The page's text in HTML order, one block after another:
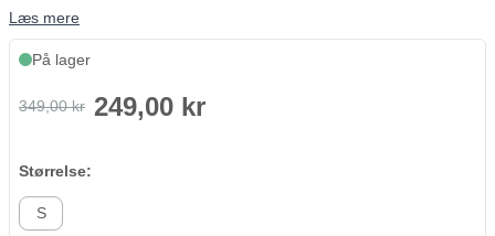
Læs mere
På lager
349,00 kr 249,00 kr
Størrelse:
S